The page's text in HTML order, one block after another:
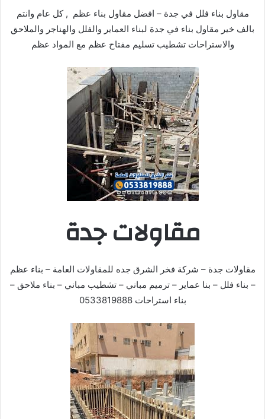
مقاول بناء فلل في جدة – افضل مقاول بناء عظم , كل عام وانتم
بالف خير مقاول بناء في جدة لبناء العماير والفلل والهناجر والملاحق
والاستراحات تشطيب تسليم مفتاح عظم مع المواد عظم
مقاولات جدة
مقاولات جدة – شركة فخر الشرق جده للمقاولات العامة – بناء عظم
– بناء فلل – بنا عماير – ترميم مباني – تشطيب مباني – بناء ملاحق –
بناء استراحات 0533819888